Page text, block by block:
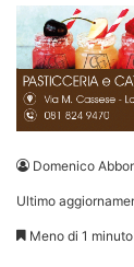
Domenico
Ultimo
Meno di 1